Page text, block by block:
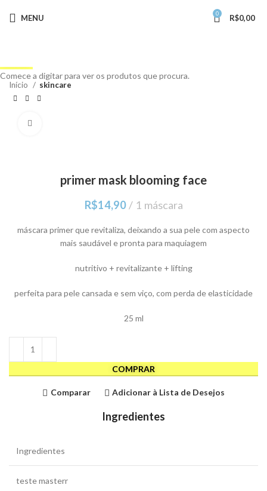
MENU 0 R$0,00
Início skincare
primer mask blooming face
R$14,90 1 máscara
máscara primer que revitaliza, deixando a sua pele com aspecto
mais saudável e pronta para maquiagem
nutritivo + revitalizante + lifting
perfeita para pele cansada e sem viço, com perda de elasticidade
25 ml
COMPRAR
Comparar Adicionar à Lista de Desejos
Ingredientes
Ingredientes
teste masterr
Comece a digitar para ver os produtos que procura.